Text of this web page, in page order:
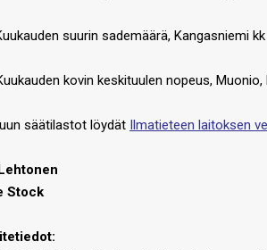
suurin sademäärä, Kangasniemi kk
kovin keskituulen nopeus, Muonio,
säätilastot löydät Ilmatieteen laitoksen
Stock